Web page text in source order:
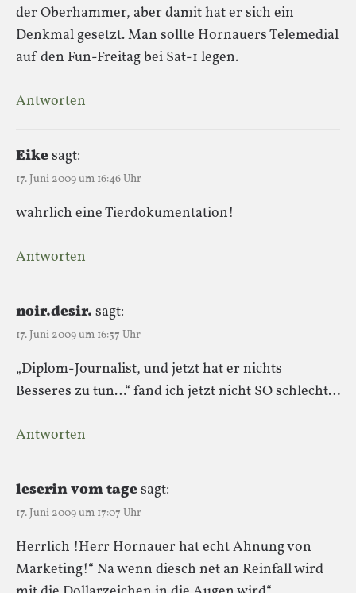
der Oberhammer, aber damit hat er sich ein
Denkmal gesetzt. Man sollte Hornauers Telemedial
auf den Fun-Freitag bei Sat-1 legen.
Antworten
Eikesagt:
17. Juni 2009 um 16:46 Uhr
wahrlich eine Tierdokumentation!
Antworten
noir.desir. sagt:
17. Juni 2009 um 16:57 Uhr
„Diplom-Journalist, und jetzt hat er nichts
Besseres zu tun…“ fand ich jetzt nicht SO schlecht…
Antworten
leserin vom tagesagt:
17. Juni 2009 um 17:07 Uhr
Herrlich !Herr Hornauer hat echt Ahnung von
Marketing!“ Na wenn diesch net an Reinfall wird